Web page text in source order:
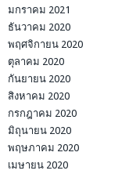
มกราคม 2021
ธันวาคม 2020
พฤศจิกายน 2020
ตุลาคม 2020
กันยายน 2020
สิงหาคม 2020
กรกฎาคม 2020
มิถุนายน 2020
พฤษภาคม 2020
เมษายน 2020